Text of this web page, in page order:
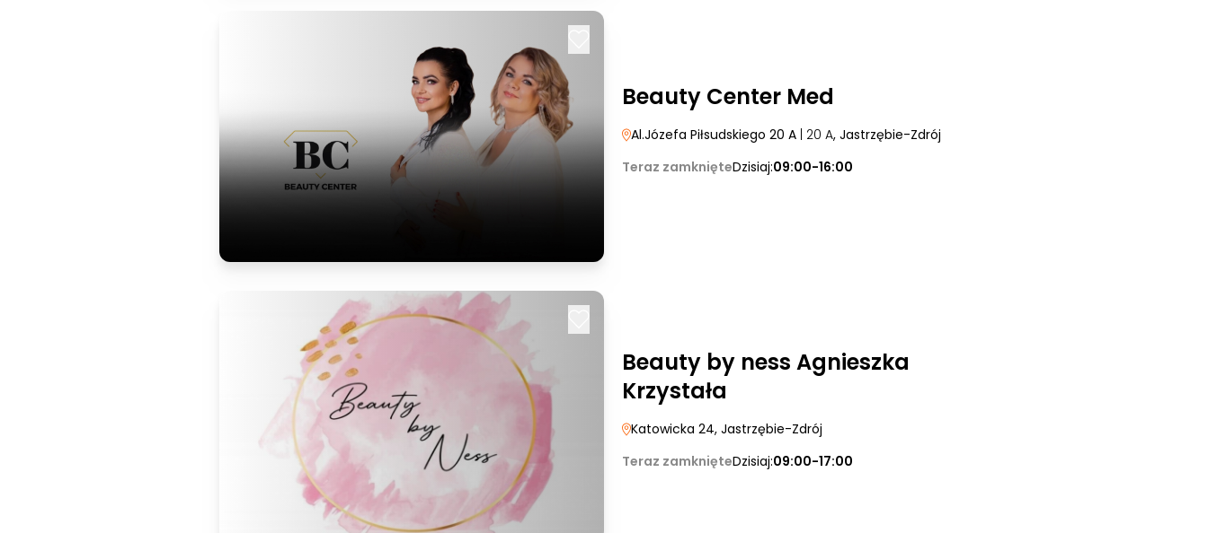
Beauty Center Med
Al.Józefa Piłsudskiego 20 A | 20 A, Jastrzębie-Zdrój
Teraz zamknięteDzisiaj:09:00-16:00
Beauty by ness Agnieszka
Krzystała
Katowicka 24, Jastrzębie-Zdrój
Teraz zamknięteDzisiaj:09:00-17:00